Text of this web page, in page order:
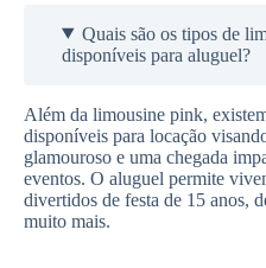
Quais são os tipos de
disponíveis para aluguel?
Além da limousine pink,
disponíveis para locação
glamouroso e uma chegada
eventos. O aluguel permite
divertidos de festa de 15 anos,
muito mais.